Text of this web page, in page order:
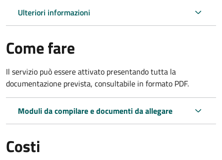
Ulteriori informazioni
Come fare
Il servizio può essere attivato presentando tutta la
documentazione prevista, consultabile in formato PDF.
Moduli da compilare e documenti da allegare
Costi